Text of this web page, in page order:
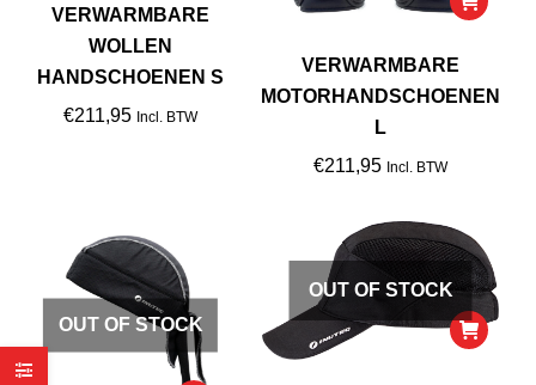
VERWARMBARE
WOLLEN
HANDSCHOENEN S
€211,95 Incl. BTW
VERWARMBARE
MOTORHANDSCHOENEN
L
€211,95 Incl. BTW
OUT OF STOCK
OUT OF STOCK